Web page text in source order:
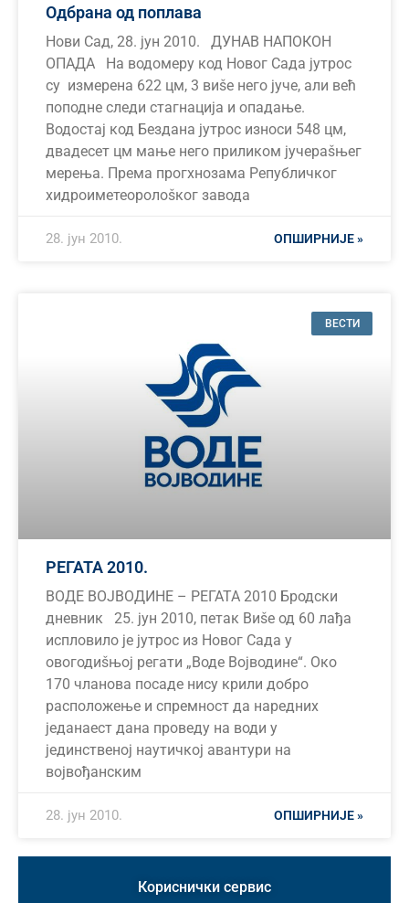
Одбрана од поплава
Нови Сад, 28. јун 2010. ДУНАВ НАПОКОН
ОПАДА На водомеру код Новог Сада јутрос
су измерена 622 цм, 3 виšе него јуче, али већ
поподне следи стагнација и опадање.
Водостај код Бездана јутрос износи 548 цм,
двадесет цм мање него приликом јучераšњег
мерења. Према прогхнозама Републичког
хидроиметеоролоšког завода
ОПШИРНИЈЕ »
28. јун 2010.
ВЕСТИ
РЕГАТА 2010.
ВОДЕ ВОЈВОДИНЕ – РЕГАТА 2010 Бродски
дневник 25. јун 2010, петак Виšе од 60 лађа
испловило је јутрос из Новог Сада у
овогодиšњој регати „Воде Војводине“. Око
170 чланова посаде нису крили добро
расположење и спремност да наредних
једанаест дана проведу на води у
јединственој наутичкој авантури на
војвођанским
ОПШИРНИЈЕ »
28. јун 2010.
Кориснички сервис